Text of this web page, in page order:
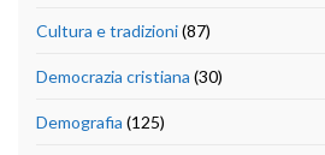
Cultura e tradizioni(87)
Democrazia cristiana (30)
Demografia (125)